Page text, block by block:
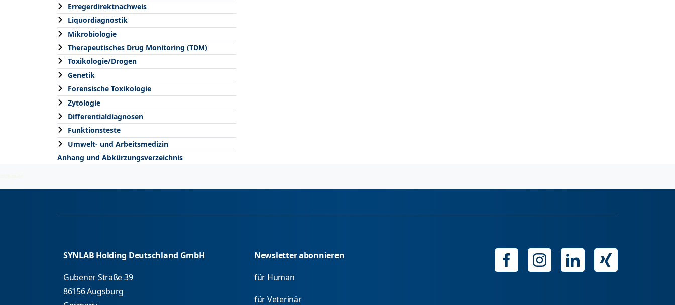
Erregerdirektnachweis
Liquordiagnostik
Mikrobiologie
Therapeutisches Drug Monitoring (TDM)
Toxikologie/Drogen
Genetik
Forensische Toxikologie
Zytologie
Differentialdiagnosen
Funktionsteste
Umwelt- und Arbeitsmedizin
Anhang und Abkürzungsverzeichnis
2026-08-07
SYNLAB Holding Deutschland GmbH
Gubener Straße 39
86156 Augsburg
Newsletter abonnieren
für Human
für Veterinär